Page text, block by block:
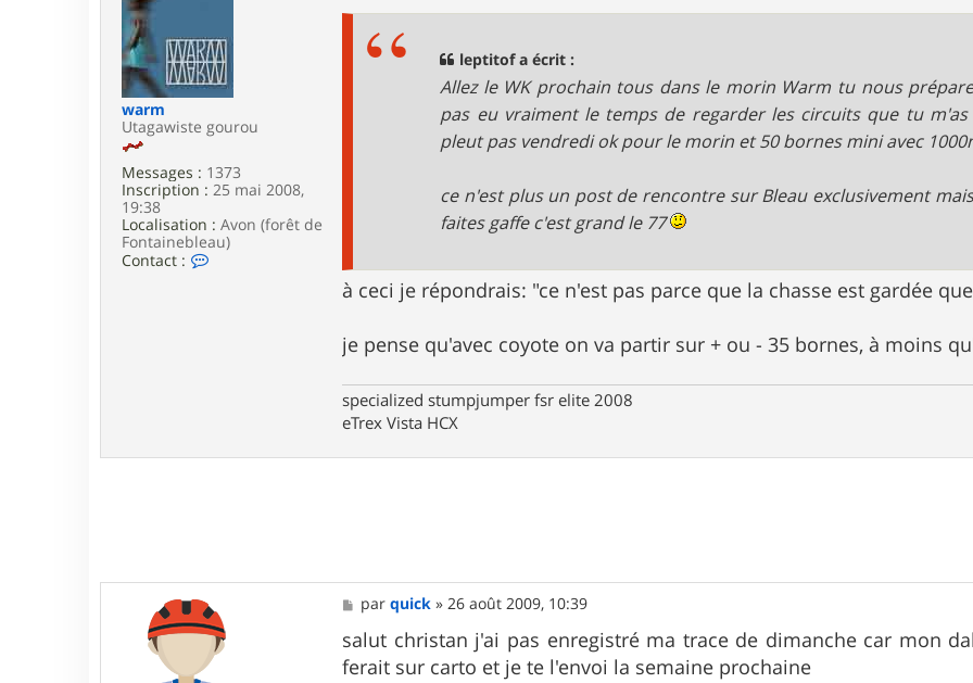
r
l
e
p
i
t
f
warm
Utagawiste gourou
Messages : 1373
Inscription : 25 mai 2008,
19:38
Localisation : Avon (forêt de
Fontainebleau)
Contact :
leptitof a écrit :
Allez le WK prochain tous dans le morin Warm tu nous
pas eu vraiment le temps de regarder les circuits que tu m'as
pleut pas vendredi ok pour le morin et 50 bornes mini avec
ce n'est plus un post de rencontre sur Bleau exclusivement
faites gaffe c'est grand le 77
à ceci je répondrais: "ce n'est pas parce que la chasse est gardée
je pense qu'avec coyote on va partir sur + ou - 35 bornes, à moins
specialized stumpjumper fsr elite 2008
eTrex Vista HCX
M
e
s
s
a
parquick » 26 août 2009, 10:39
salut christan j'ai pas enregistré ma trace de dimanche car mon
ferait sur carto et je te l'envoi la semaine prochaine